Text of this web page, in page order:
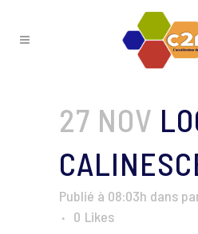
27 NOV
Publié à 08:03h dans
0 Likes